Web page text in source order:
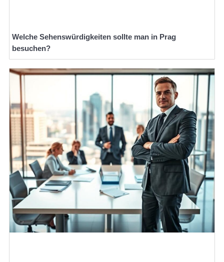
Welche Sehenswürdigkeiten sollte man in Prag
besuchen?